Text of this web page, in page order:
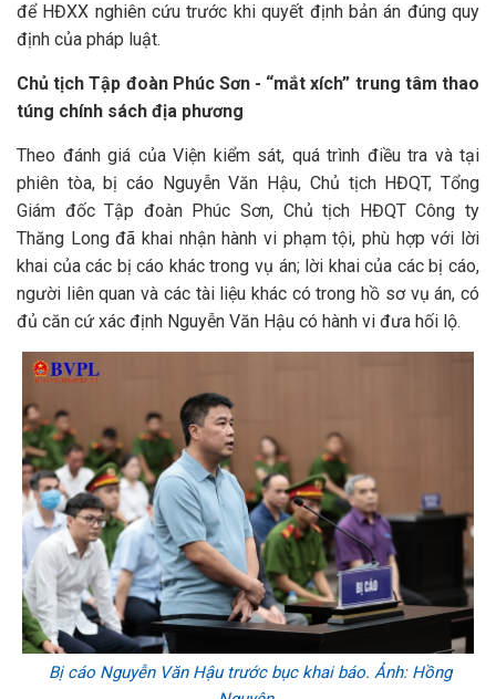
để HĐXX nghiên cứu trước khi quyết định bản án đúng quy
định của pháp luật.
Chủ tịch Tập đoàn Phúc Sơn - “mắt xích” trung tâm thao
túng chính sách địa phương
Theo đánh giá của Viện kiểm sát, quá trình điều tra và tại
phiên tòa, bị cáo Nguyễn Văn Hậu, Chủ tịch HĐQT, Tổng
Giám đốc Tập đoàn Phúc Sơn, Chủ tịch HĐQT Công ty
Thăng Long đã khai nhận hành vi phạm tội, phù hợp với lời
khai của các bị cáo khác trong vụ án; lời khai của các bị cáo,
người liên quan và các tài liệu khác có trong hồ sơ vụ án, có
đủ căn cứ xác định Nguyễn Văn Hậu có hành vi đưa hối lộ.
Bị cáo Nguyễn Văn Hậu trước bục khai báo. Ảnh: Hồng